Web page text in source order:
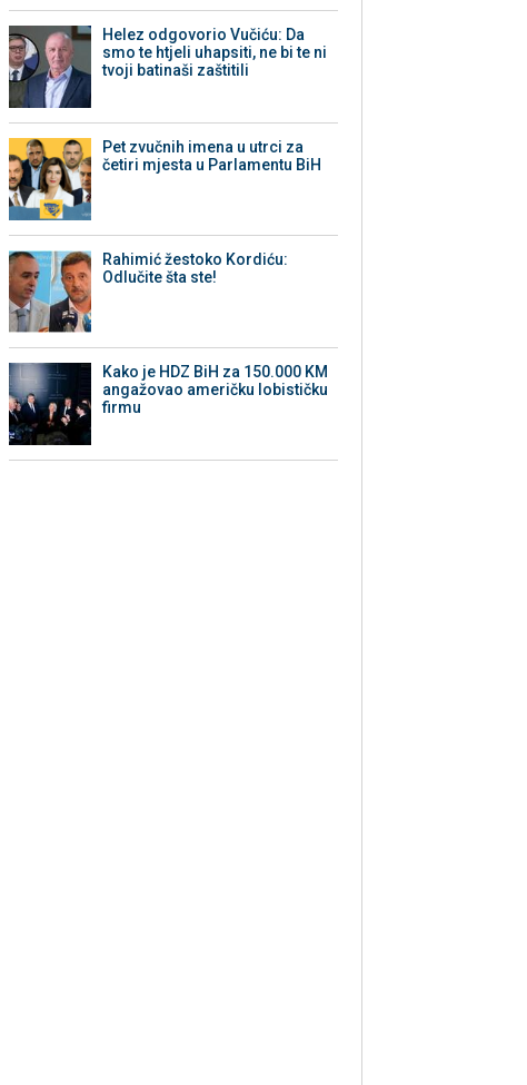
Helez odgovorio Vučiću: Da
smo te htjeli uhapsiti, ne bi te ni
tvoji batinaši zaštitili
Pet zvučnih imena u utrci za
četiri mjesta u Parlamentu BiH
Rahimić žestoko Kordiću:
Odlučite šta ste!
Kako je HDZ BiH za 150.000 KM
angažovao američku lobističku
firmu